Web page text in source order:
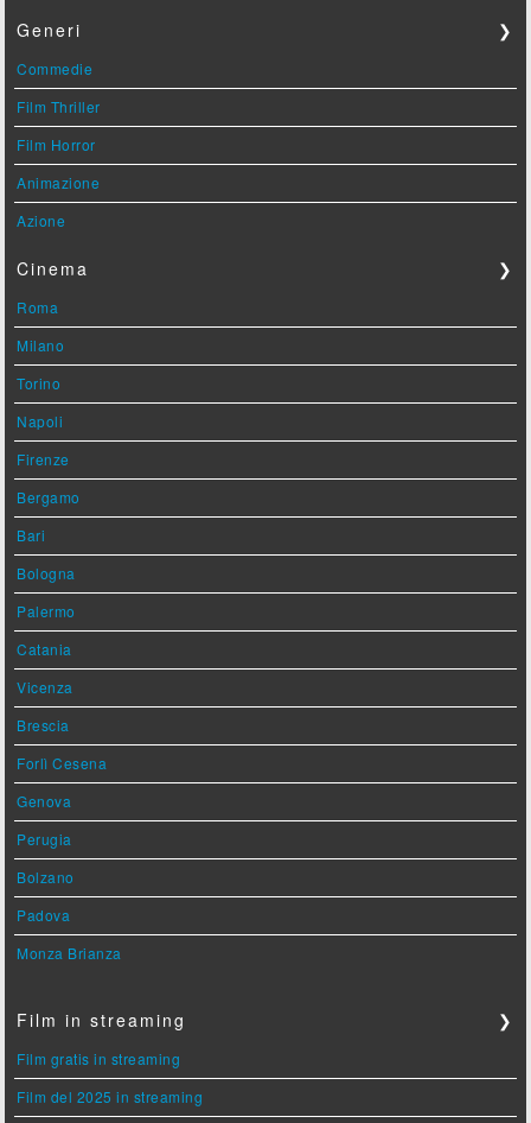
Generi ❯
Commedie
Film Thriller
Film Horror
Animazione
Azione
Cinema ❯
Roma
Milano
Torino
Napoli
Firenze
Bergamo
Bari
Bologna
Palermo
Catania
Vicenza
Brescia
Forlì Cesena
Genova
Perugia
Bolzano
Padova
Monza Brianza
Film in streaming ❯
Film gratis in streaming
Film del 2025 in streaming